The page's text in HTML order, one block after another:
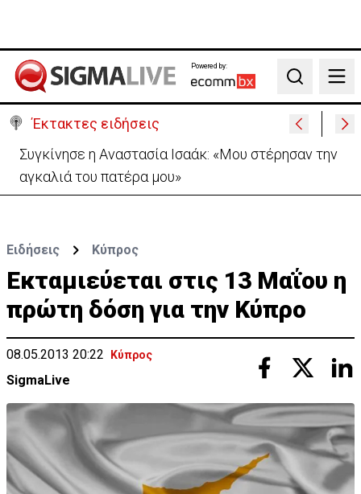
Powered by:
Search
Έκτακτες ειδήσεις
Μεγάλο πακέτο όπλων από Τουρκία προς Ουκρανία
-Κίνηση με μήνυμα προς Μόσχα;
Ειδήσεις Κύπρος
Εκταμιεύεται στις 13 Μαΐου η
πρώτη δόση για την Κύπρο
08.05.2013 20:22 Κύπρος
SigmaLive